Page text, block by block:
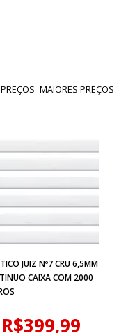
MAIORES PREÇOS
JUIZ Nº7 CRU 6,5MM
CAIXA COM 2000
R$399,99